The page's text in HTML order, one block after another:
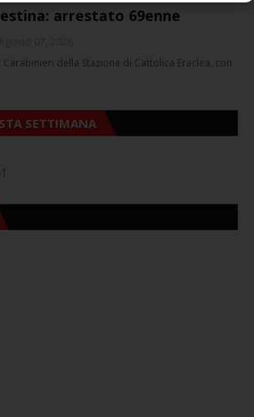
arrestato 69enne
Carabinieri della Stazione di Cattolica Eraclea, con
SETTIMANA